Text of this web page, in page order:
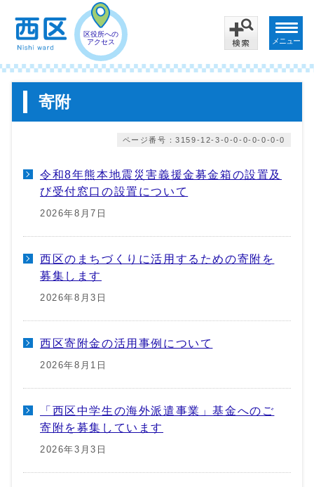
区役所への
アクセス
メニュー
寄附
ページ番号：3159-12-3-0-0-0-0-0-0-0
令和8年熊本地震災害義援金募金箱の設置及
び受付窓口の設置について
2026年8月7日
西区のまちづくりに活用するための寄附を
募集します
2026年8月3日
西区寄附金の活用事例について
2026年8月1日
「西区中学生の海外派遣事業」基金へのご
寄附を募集しています
2026年3月3日